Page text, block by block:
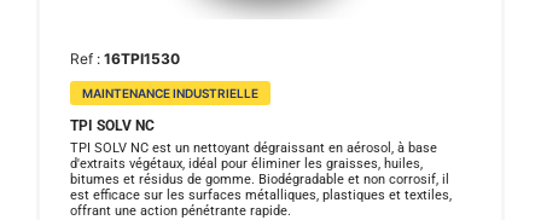
Ref : 16TPI1530
MAINTENANCE INDUSTRIELLE
TPI SOLV NC
TPI SOLV NC est un nettoyant dégraissant en aérosol, à base
d'extraits végétaux, idéal pour éliminer les graisses, huiles,
bitumes et résidus de gomme. Biodégradable et non corrosif, il
est efficace sur les surfaces métalliques, plastiques et textiles,
offrant une action pénétrante rapide.